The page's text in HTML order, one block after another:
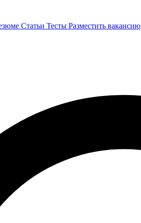
Статьи Тесты Разместить вакансию